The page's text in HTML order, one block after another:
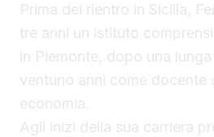
Prima del rientro in Sicilia,
tre anni un istituto
in Piemonte, dopo una
ventuno anni come docente
economia.
Agli inizi della sua carriera